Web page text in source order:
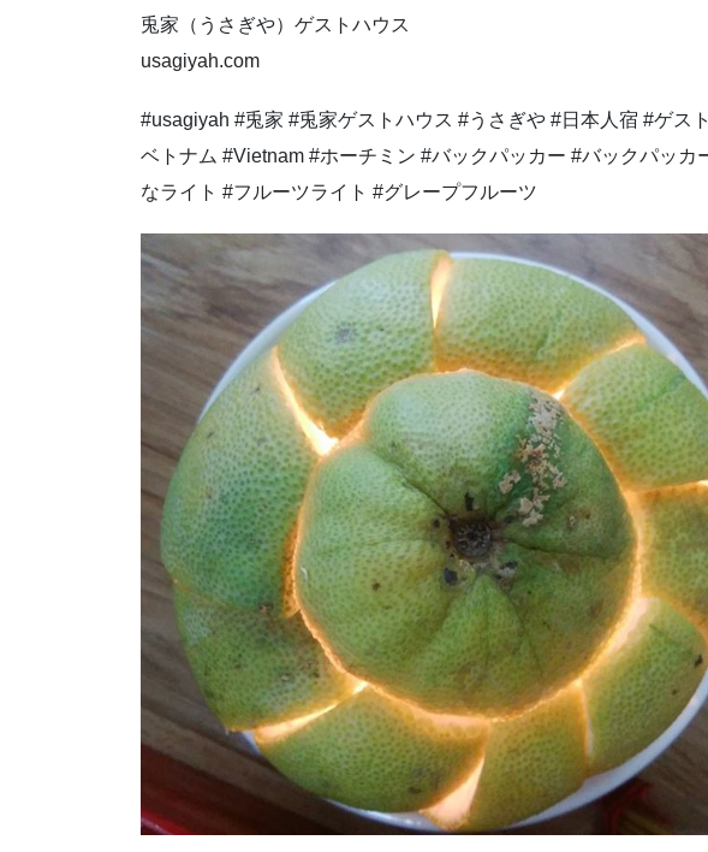
兎家（うさぎや）ゲストハウス
usagiyah.com
#usagiyah #兎家 #兎家ゲストハウス #うさぎや #日本人宿 #ゲス
ベトナム #Vietnam #ホーチミン #バックパッカー #バックパッカ
なライト #フルーツライト #グレープフルーツ